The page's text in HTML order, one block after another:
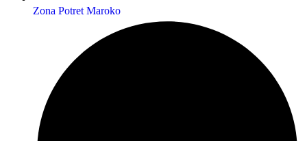
Zona Potret Maroko